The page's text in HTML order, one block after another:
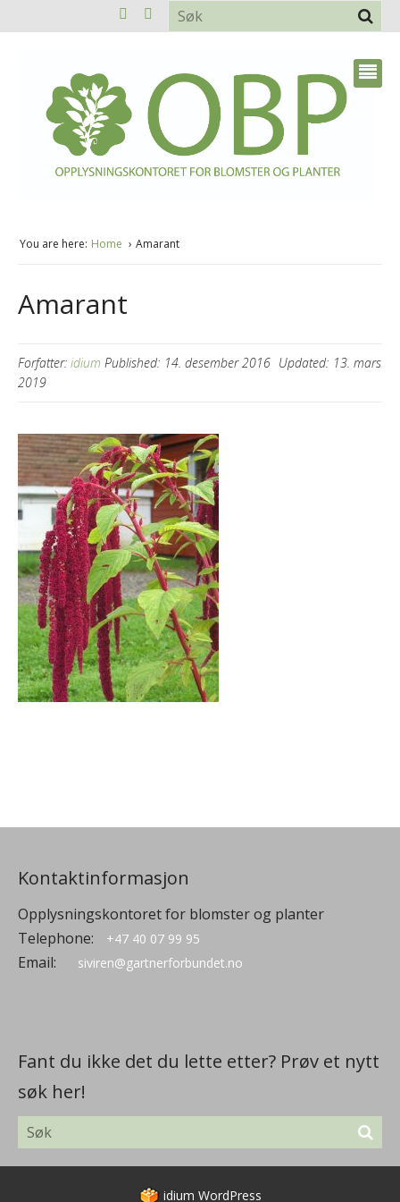
You are here: Home Amarant
Amarant
Forfatter: idium Published: 14. desember 2016 Updated: 13. mars
2019
Kontaktinformasjon
Opplysningskontoret for blomster og planter
Telephone:
+47 40 07 99 95
Email: siviren@gartnerforbundet.no
Fant du ikke det du lette etter? Prøv et nytt
søk her!
idium WordPress